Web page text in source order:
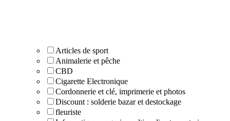
Articles de sport
Animalerie et pêche
CBD
Cigarette Electronique
Cordonnerie et clé, imprimerie et photos
Discount : solderie bazar et destockage
fleuriste